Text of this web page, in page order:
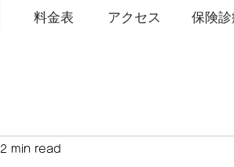
料金表 アクセス 保険診
2 min read